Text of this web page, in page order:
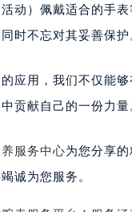
活动）佩戴适合的手
时不忘对其妥善保护
应用，我们不仅能
贡献自己的一份力量
服务中心为您分享
诚为您服务。